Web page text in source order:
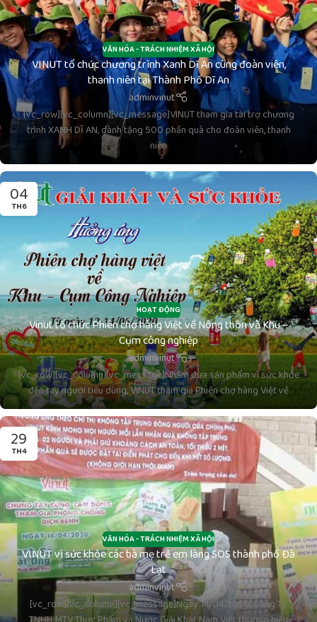
VĂN HÓA - TRÁCH NHIỆM XÃ HỘI
VINUT tổ chức chương trình Xanh Dĩ An cùng đoàn viên,
thanh niên tại Thành Phố Dĩ An
adminvinut
[vc_row][vc_column][vc_message]VINUT tham gia tài trợ chương
trình XANH DĨ AN, dành tặng 500 phần quà cho đoàn viên, thanh
niên
04
TH6
HOẠT ĐỘNG
Vinut tổ chức Phiên chợ hàng Việt về Nông thôn và Khu –
Cụm công nghiệp
adminvinut
[vc_row][vc_column][vc_message]Nhằm đưa sản phẩm vì sức khỏe
đến tay người tiêu dùng, VINUT tham gia Phiên chợ hàng Việt về
29
TH4
VĂN HÓA - TRÁCH NHIỆM XÃ HỘI
VINUT vì sức khỏe các bà mẹ trẻ em làng SOS thành phố Đà
Lạt
adminvinut
[vc_row][vc_column][vc_message]Ngày 14/04/2020, Công Ty